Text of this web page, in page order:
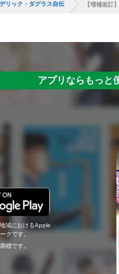
リック・ダグラス自伝 【増補改訂
アプリならもっと
域におけるApple
クです。
標です。